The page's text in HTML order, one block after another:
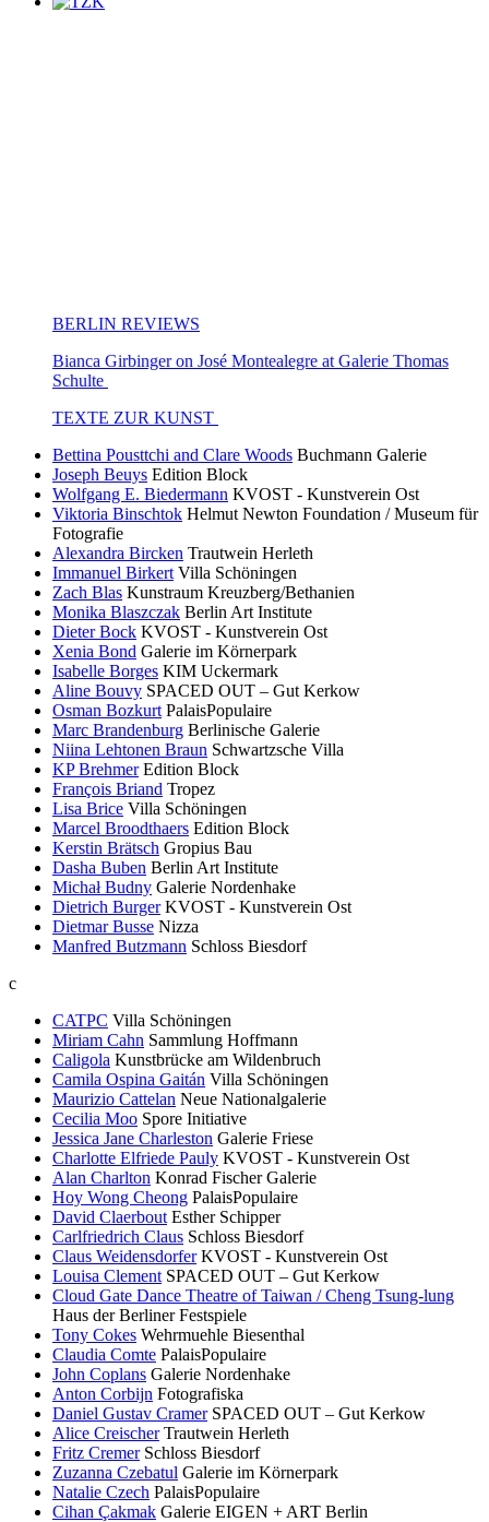
BERLIN REVIEWS
Bianca Girbinger on José Montealegre at Galerie Thomas
Schulte
TEXTE ZUR KUNST
Bettina Pousttchi and Clare Woods Buchmann Galerie
Joseph Beuys Edition Block
Wolfgang E. Biedermann KVOST - Kunstverein Ost
Viktoria Binschtok Helmut Newton Foundation / Museum für
Fotografie
Alexandra Bircken Trautwein Herleth
Immanuel Birkert Villa Schöningen
Zach Blas Kunstraum Kreuzberg/Bethanien
Monika Blaszczak Berlin Art Institute
Dieter Bock KVOST - Kunstverein Ost
Xenia Bond Galerie im Körnerpark
Isabelle Borges KIM Uckermark
Aline Bouvy SPACED OUT – Gut Kerkow
Osman Bozkurt PalaisPopulaire
Marc Brandenburg Berlinische Galerie
Niina Lehtonen Braun Schwartzsche Villa
KP Brehmer Edition Block
François Briand Tropez
Lisa Brice Villa Schöningen
Marcel Broodthaers Edition Block
Kerstin Brätsch Gropius Bau
Dasha Buben Berlin Art Institute
Michał Budny Galerie Nordenhake
Dietrich Burger KVOST - Kunstverein Ost
Dietmar Busse Nizza
Manfred Butzmann Schloss Biesdorf
c
CATPC Villa Schöningen
Miriam Cahn Sammlung Hoffmann
Caligola Kunstbrücke am Wildenbruch
Camila Ospina Gaitán Villa Schöningen
Maurizio Cattelan Neue Nationalgalerie
Cecilia Moo Spore Initiative
Jessica Jane Charleston Galerie Friese
Charlotte Elfriede Pauly KVOST - Kunstverein Ost
Alan Charlton Konrad Fischer Galerie
Hoy Wong Cheong PalaisPopulaire
David Claerbout Esther Schipper
Carlfriedrich Claus Schloss Biesdorf
Claus Weidensdorfer KVOST - Kunstverein Ost
Louisa Clement SPACED OUT – Gut Kerkow
Cloud Gate Dance Theatre of Taiwan / Cheng Tsung-lung
Haus der Berliner Festspiele
Tony Cokes Wehrmuehle Biesenthal
Claudia Comte PalaisPopulaire
John Coplans Galerie Nordenhake
Anton Corbijn Fotografiska
Daniel Gustav Cramer SPACED OUT – Gut Kerkow
Alice Creischer Trautwein Herleth
Fritz Cremer Schloss Biesdorf
Zuzanna Czebatul Galerie im Körnerpark
Natalie Czech PalaisPopulaire
Cihan Çakmak Galerie EIGEN + ART Berlin